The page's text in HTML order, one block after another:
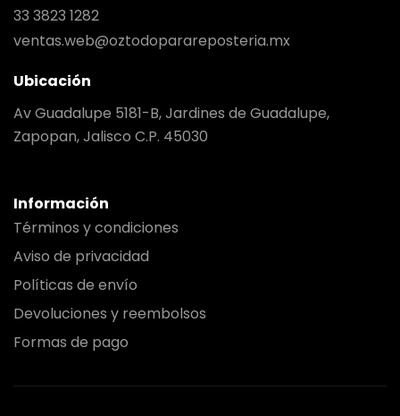
33 3823 1282
ventas.web@oztodoparareposteria.mx
Ubicación
Av Guadalupe 5181-B, Jardines de Guadalupe,
Zapopan, Jalisco C.P. 45030
Información
Términos y condiciones
Aviso de privacidad
Políticas de envío
Devoluciones y reembolsos
Formas de pago